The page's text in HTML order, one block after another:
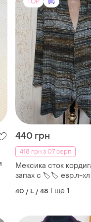
TOP
440 грн
418 грн з 07 серп
Мексика сток
запах с 🏷🏷 евр.л-хл
40 / L / 48 і ще 1